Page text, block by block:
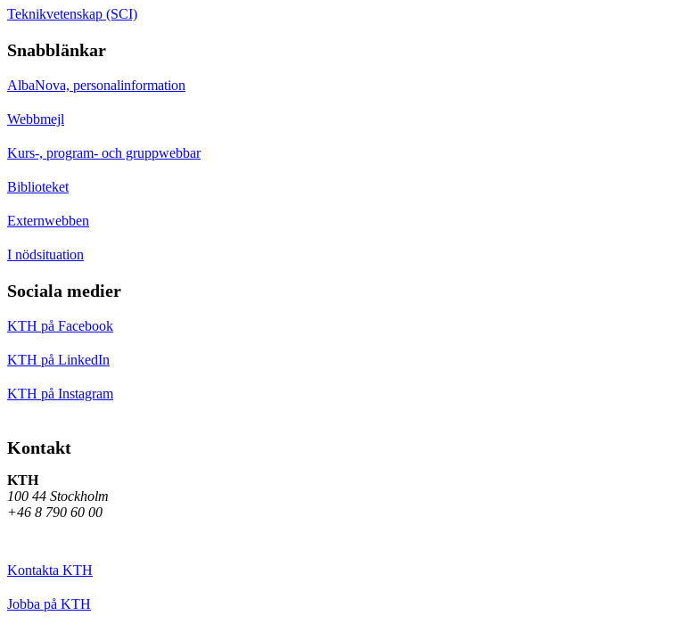
Teknikvetenskap (SCI)
Snabblänkar
AlbaNova, personalinformation
Webbmejl
Kurs-, program- och gruppwebbar
Biblioteket
Externwebben
I nödsituation
Sociala medier
KTH på Facebook
KTH på LinkedIn
KTH på Instagram
Kontakt
KTH
100 44 Stockholm
+46 8 790 60 00
Kontakta KTH
Jobba på KTH